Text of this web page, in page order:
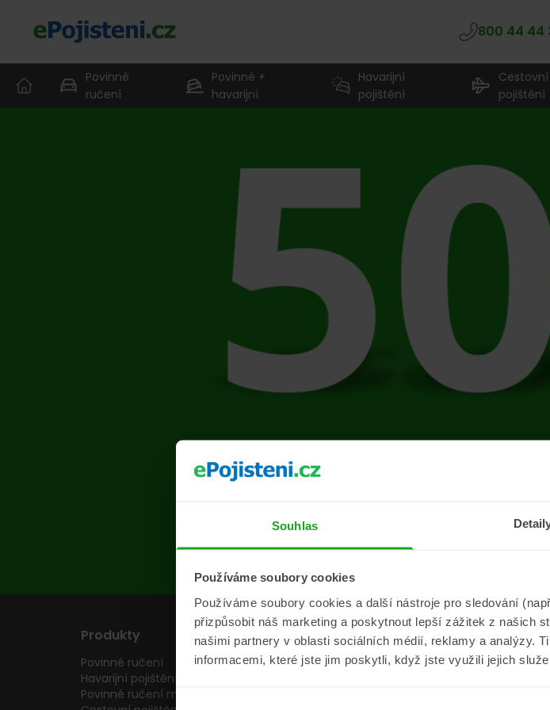
Souhlas
Používáme soubory cookies
Používáme soubory cookies a další nástroje pro sledování
přizpůsobit náš marketing a poskytnout lepší zážitek z našich
našimi partnery v oblasti sociálních médií, reklamy a analýzy.
informacemi, které jste jim poskytli, když jste využili jejich
800 44 44
Povinné
ručení
Povinné +
havarijní
Havarijní
pojištění
Cestovní
pojištění
Na stránce se
Přejít na
Produkty
Povinné ručení
Havarijní pojištění
Povinné ručení motocyklu
Pojišťovny
Pojišťovny
Informace
Aktuality